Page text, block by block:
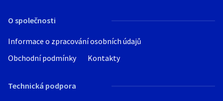
O společnosti
Informace o zpracování osobních údajů
Obchodní podmínky
Kontakty
Technická podpora